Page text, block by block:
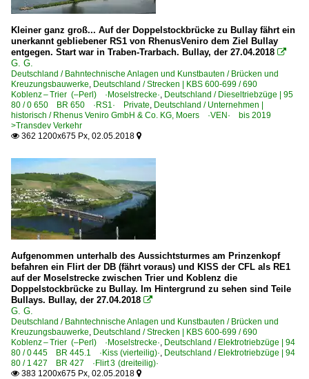
Kleiner ganz groß... Auf der Doppelstockbrücke zu Bullay fährt ein
unerkannt gebliebener RS1 von RhenusVeniro dem Ziel Bullay
entgegen. Start war in Traben-Trarbach. Bullay, der 27.04.2018 
G. G.
Deutschland / Bahntechnische Anlagen und Kunstbauten / Brücken und
Kreuzungsbauwerke, Deutschland / Strecken | KBS 600-699 / 690
Koblenz – Trier (–Perl) ·Moselstrecke·, Deutschland / Dieseltriebzüge | 95
80 / 0 650 BR 650 ·RS1· Private, Deutschland / Unternehmen |
historisch / Rhenus Veniro GmbH & Co. KG, Moers ·VEN· bis 2019
>Transdev Verkehr
 362 1200x675 Px, 02.05.2018 
Aufgenommen unterhalb des Aussichtsturmes am Prinzenkopf
befahren ein Flirt der DB (fährt voraus) und KISS der CFL als RE1
auf der Moselstrecke zwischen Trier und Koblenz die
Doppelstockbrücke zu Bullay. Im Hintergrund zu sehen sind Teile
Bullays. Bullay, der 27.04.2018 
G. G.
Deutschland / Bahntechnische Anlagen und Kunstbauten / Brücken und
Kreuzungsbauwerke, Deutschland / Strecken | KBS 600-699 / 690
Koblenz – Trier (–Perl) ·Moselstrecke·, Deutschland / Elektrotriebzüge | 94
80 / 0 445 BR 445.1 ·Kiss (vierteilig)·, Deutschland / Elektrotriebzüge | 94
80 / 1 427 BR 427 ·Flirt 3 (dreiteilig)·
 383 1200x675 Px, 02.05.2018 